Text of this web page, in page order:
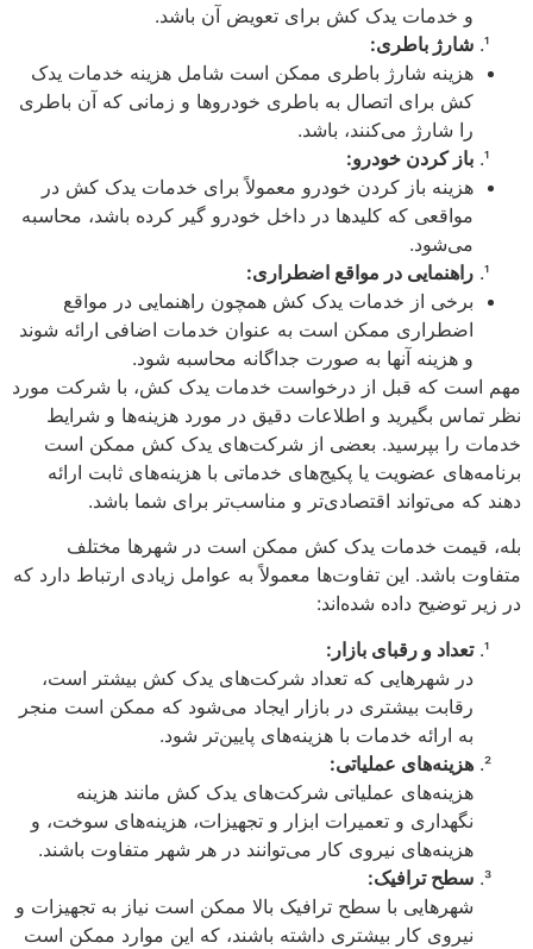
و خدمات یدک کش برای تعویض آن باشد.
شارژ باطری:
هزینه شارژ باطری ممکن است شامل هزینه خدمات یدک
کش برای اتصال به باطری خودروها و زمانی که آن باطری
را شارژ می‌کنند، باشد.
باز کردن خودرو:
هزینه باز کردن خودرو معمولاً برای خدمات یدک کش در
مواقعی که کلیدها در داخل خودرو گیر کرده باشد، محاسبه
می‌شود.
راهنمایی در مواقع اضطراری:
برخی از خدمات یدک کش همچون راهنمایی در مواقع
اضطراری ممکن است به عنوان خدمات اضافی ارائه شوند
و هزینه آنها به صورت جداگانه محاسبه شود.
مهم است که قبل از درخواست خدمات یدک کش، با شرکت مورد
نظر تماس بگیرید و اطلاعات دقیق در مورد هزینه‌ها و شرایط
خدمات را بپرسید. بعضی از شرکت‌های یدک کش ممکن است
برنامه‌های عضویت یا پکیج‌های خدماتی با هزینه‌های ثابت ارائه
دهند که می‌تواند اقتصادی‌تر و مناسب‌تر برای شما باشد.
بله، قیمت خدمات یدک کش ممکن است در شهرها مختلف
متفاوت باشد. این تفاوت‌ها معمولاً به عوامل زیادی ارتباط دارد که
در زیر توضیح داده شده‌اند:
تعداد و رقبای بازار:
در شهرهایی که تعداد شرکت‌های یدک کش بیشتر است،
رقابت بیشتری در بازار ایجاد می‌شود که ممکن است منجر
به ارائه خدمات با هزینه‌های پایین‌تر شود.
هزینه‌های عملیاتی:
هزینه‌های عملیاتی شرکت‌های یدک کش مانند هزینه
نگهداری و تعمیرات ابزار و تجهیزات، هزینه‌های سوخت، و
هزینه‌های نیروی کار می‌توانند در هر شهر متفاوت باشند.
سطح ترافیک:
شهرهایی با سطح ترافیک بالا ممکن است نیاز به تجهیزات و
نیروی کار بیشتری داشته باشند، که این موارد ممکن است